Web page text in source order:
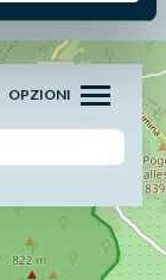
OPZIONI